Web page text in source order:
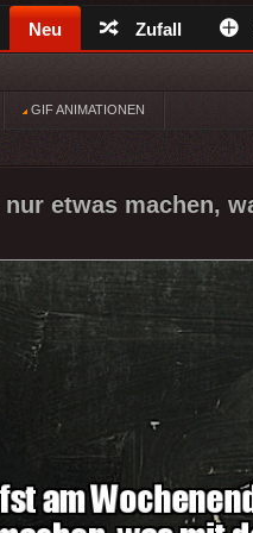
Neu Zufall
GIF ANIMATIONEN
etwas machen,